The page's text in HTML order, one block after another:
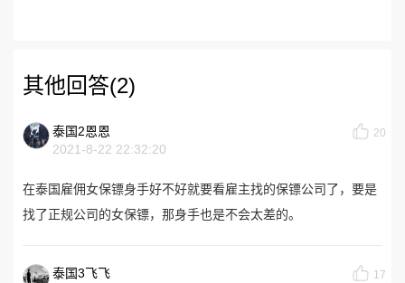
其他回答(2)
泰国2恩恩
2021-8-22 22:32:20
20
在泰国雇佣女保镖身手好不好就要看雇主找的保镖公司了，要是
找了正规公司的女保镖，那身手也是不会太差的。
泰国3飞飞
17